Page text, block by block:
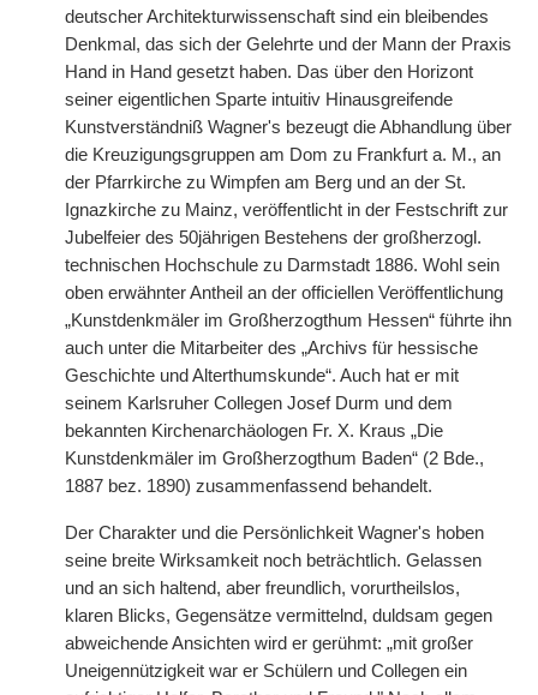
deutscher Architekturwissenschaft sind ein bleibendes
Denkmal, das sich der Gelehrte und der Mann der Praxis
Hand in Hand gesetzt haben. Das über den Horizont
seiner eigentlichen Sparte intuitiv Hinausgreifende
Kunstverständniß Wagner's bezeugt die Abhandlung über
die Kreuzigungsgruppen am Dom zu Frankfurt a. M., an
der Pfarrkirche zu Wimpfen am Berg und an der St.
Ignazkirche zu Mainz, veröffentlicht in der Festschrift zur
Jubelfeier des 50jährigen Bestehens der großherzogl.
technischen Hochschule zu Darmstadt 1886. Wohl sein
oben erwähnter Antheil an der officiellen Veröffentlichung
„Kunstdenkmäler im Großherzogthum Hessen“ führte ihn
auch unter die Mitarbeiter des „Archivs für hessische
Geschichte und Alterthumskunde“. Auch hat er mit
seinem Karlsruher Collegen Josef Durm und dem
bekannten Kirchenarchäologen Fr. X. Kraus „Die
Kunstdenkmäler im Großherzogthum Baden“ (2 Bde.,
1887 bez. 1890) zusammenfassend behandelt.
Der Charakter und die Persönlichkeit Wagner's hoben
seine breite Wirksamkeit noch beträchtlich. Gelassen
und an sich haltend, aber freundlich, vorurtheilslos,
klaren Blicks, Gegensätze vermittelnd, duldsam gegen
abweichende Ansichten wird er gerühmt: „mit großer
Uneigennützigkeit war er Schülern und Collegen ein